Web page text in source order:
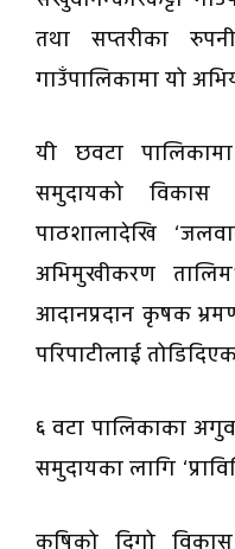
तथा सप्तरीका
गाउँपालिकामा यो
यी छवटा
समुदायको
पाठशालादेखि
अभिमुखीकरण
आदानप्रदान कृषक
परिपाटीलाई
६ वटा पालिकाका
समुदायका लागि
कृषिको दिगो